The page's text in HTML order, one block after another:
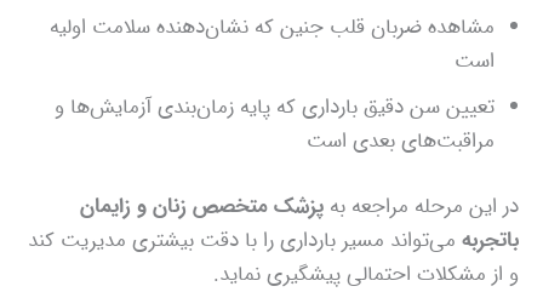
مشاهده ضربان قلب جنین که نشان‌دهنده سلامت اولیه
است
تعیین سن دقیق بارداری که پایه زمان‌بندی آزمایش‌ها و
مراقبت‌های بعدی است
در این مرحله مراجعه به پزشک متخصص زنان و زایمان
باتجربه می‌تواند مسیر بارداری را با دقت بیشتری مدیریت کند
و از مشکلات احتمالی پیشگیری نماید.